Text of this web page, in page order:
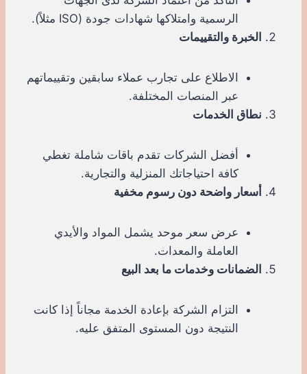
الرسمية وامتلاكها شهادات جودة (ISO مثلاً).
الخبرة والتقييمات
الاطلاع على تجارب عملاء سابقين وتقييماتهم
عبر المنصات المختلفة.
نطاق الخدمات
أفضل الشركات تقدم باقات شاملة تغطي
كافة احتياجاتك المنزلية والتجارية.
أسعار واضحة دون رسوم مخفية
عرض سعر موحد يشمل المواد والأيدي
العاملة والمعدات.
الضمانات وخدمات ما بعد البيع
التزام الشركة بإعادة الخدمة مجاناً إذا كانت
النتيجة دون المستوى المتفق عليه.